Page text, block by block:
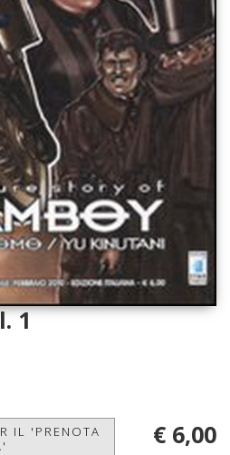
1
IL 'PRENOTA
€ 6,00